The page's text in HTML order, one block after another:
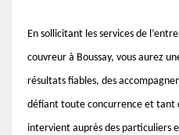
En sollicitant les services de
couvreur à Boussay, vous aurez
résultats fiables, des
défiant toute concurrence et tant
intervient auprès des particuliers